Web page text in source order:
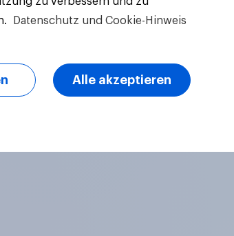
Datenschutz und Cookie-Hinweis
Alle akzeptieren